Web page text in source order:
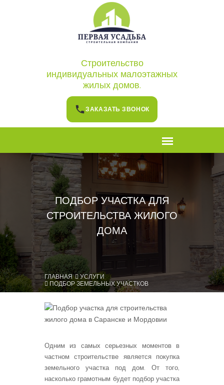
Строительство
индивидуальных малоэтажных
жилых домов.
ЗАКАЗАТЬ ЗВОНОК
ПОДБОР УЧАСТКА ДЛЯ
СТРОИТЕЛЬСТВА ЖИЛОГО
ДОМА
ГЛАВНАЯ
УСЛУГИ
ПОДБОР ЗЕМЕЛЬНЫХ УЧАСТКОВ
Одним из самых серьезных моментов в
частном строительстве является покупка
земельного участка под дом. От того,
насколько грамотным будет подбор участка